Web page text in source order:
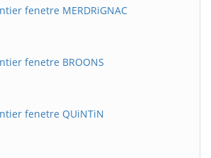
fenetre MERDRiGNAC
fenetre BROONS
fenetre QUiNTiN